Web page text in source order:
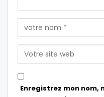
Enregistrez mon nom,